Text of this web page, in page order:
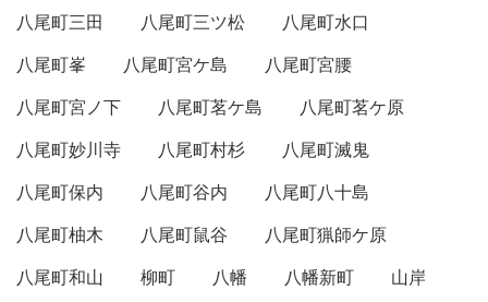
八尾町三田
八尾町三ツ松
八尾町水口
八尾町峯
八尾町宮ケ島
八尾町宮腰
八尾町宮ノ下
八尾町茗ケ島
八尾町茗ケ原
八尾町妙川寺
八尾町村杉
八尾町滅鬼
八尾町保内
八尾町谷内
八尾町八十島
八尾町柚木
八尾町鼠谷
八尾町猟師ケ原
八尾町和山
柳町 八幡 八幡新町
山岸